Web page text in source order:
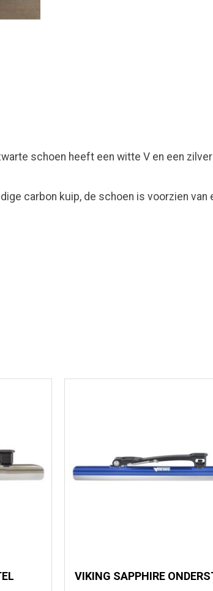
schoen heeft een witte V en een
carbon kuip, de schoen is voorzien
VIKING SAPPHIRE